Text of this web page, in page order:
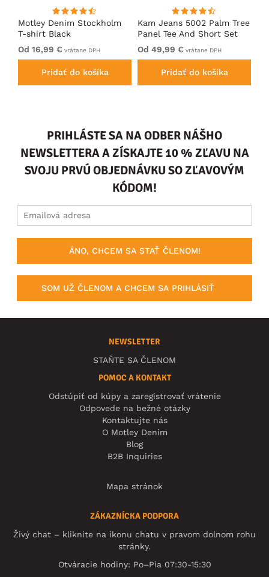
Motley Denim Stockholm
T-shirt Black
Od 16,99 € vrátane DPH
Pridať do košíka
Kam Jeans 5002 Palm Tree
Panel Tee And Short Set
Electric Blue
Od 49,99 € vrátane DPH
Pridať do košíka
PRIHLÁSTE SA NA ODBER NÁŠHO
NEWSLETTERA A ZÍSKAJTE 10 % ZĽAVU NA
SVOJU PRVÚ OBJEDNÁVKU SO ZĽAVOVÝM
KÓDOM!
ÁNO, CHCEM SA STAŤ ČLENOM!
SOM UŽ ČLENOM A CHCEM SA PRIHLÁSIŤ
NEWSLETTER
STAŇTE SA ČLENOM
POMOC A KONTAKT
Odstúpiť od kúpy a zaregistrovať vrátenie
Odpovede na bežné otázky
Kontaktujte nás
O Motley Denim
Blog
B2B Inquiries
Mapa stránok
ZÁKAZNÍCKA PODPORA
Živý chat – kliknite na ikonu chatu v pravom dolnom rohu
stránky.
Otváracie hodiny: Po–Pia 07:30-15:30